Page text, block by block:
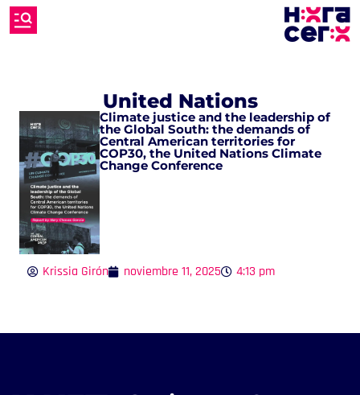
United Nations
Climate justice and the leadership of
the Global South: the demands of
Central American territories for
COP30, the United Nations Climate
Change Conference
Krissia Girón noviembre 11, 2025 4:13 pm